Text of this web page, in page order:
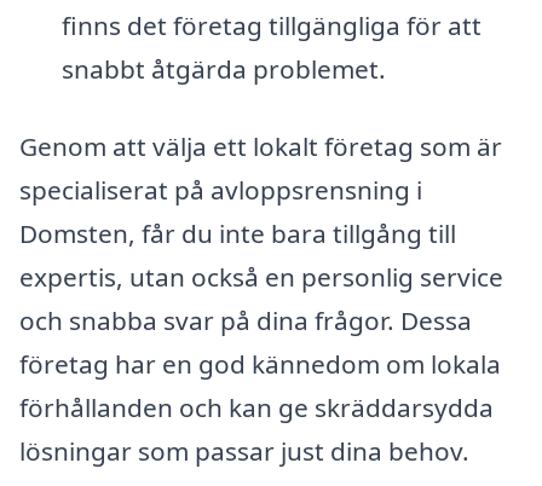
finns det företag tillgängliga för att
snabbt åtgärda problemet.
Genom att välja ett lokalt företag som är
specialiserat på avloppsrensning i
Domsten, får du inte bara tillgång till
expertis, utan också en personlig service
och snabba svar på dina frågor. Dessa
företag har en god kännedom om lokala
förhållanden och kan ge skräddarsydda
lösningar som passar just dina behov.